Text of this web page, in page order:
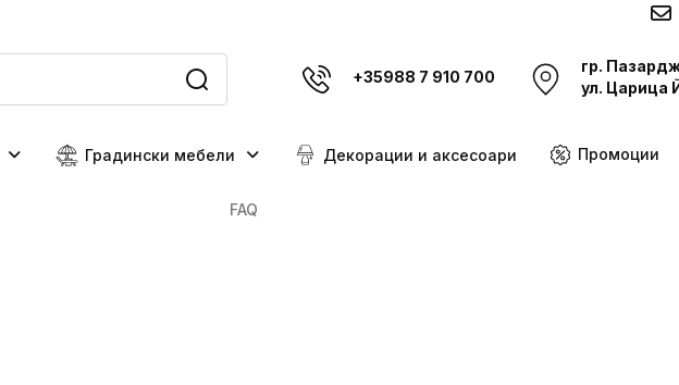
гр.
ул. Царица
+35988 7 910 700
Градински мебели Декорации и аксесоари Промоции
FAQ